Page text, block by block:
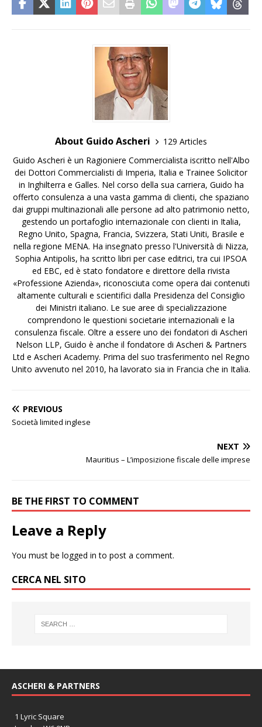
About Guido Ascheri
129 Articles
Guido Ascheri è un Ragioniere Commercialista iscritto nell'Albo
dei Dottori Commercialisti di Imperia, Italia e Trainee Solicitor
in Inghilterra e Galles. Nel corso della sua carriera, Guido ha
offerto consulenza a una vasta gamma di clienti, che spaziano
dai gruppi multinazionali alle persone ad alto patrimonio netto,
gestendo un portafoglio internazionale con clienti in Italia,
Regno Unito, Spagna, Francia, Svizzera, Stati Uniti, Brasile e
nella regione MENA. Ha insegnato presso l'Università di Nizza,
Sophia Antipolis, ha scritto libri per case editrici, tra cui IPSOA
ed EBC, ed è stato fondatore e direttore della rivista
«Professione Azienda», riconosciuta come opera dai contenuti
altamente culturali e scientifici dalla Presidenza del Consiglio
dei Ministri italiano. Le sue aree di specializzazione
comprendono le questioni societarie internazionali e la
consulenza fiscale. Oltre a essere uno dei fondatori di Ascheri
Nelson LLP, Guido è anche il fondatore di Ascheri & Partners
Ltd e Ascheri Academy. Prima del suo trasferimento nel Regno
Unito avvenuto nel 2010, ha lavorato sia in Francia che in Italia.
PREVIOUS
Società limited inglese
NEXT
Mauritius – L’imposizione fiscale delle imprese
BE THE FIRST TO COMMENT
Leave a Reply
You must be logged in to post a comment.
CERCA NEL SITO
ASCHERI & PARTNERS
1 Lyric Square